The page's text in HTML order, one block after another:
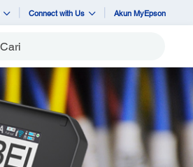
Connect with Us Akun MyEpson